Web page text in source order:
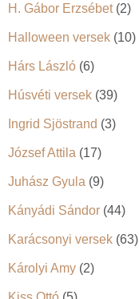
H. Gábor Erzsébet(2)
Halloween versek (10)
Hárs László (6)
Húsvéti versek (39)
Ingrid Sjöstrand (3)
József Attila (17)
Juhász Gyula (9)
Kányádi Sándor (44)
Karácsonyi versek (63)
Károlyi Amy (2)